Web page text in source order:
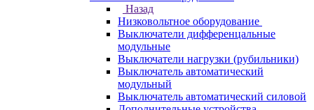
Назад
Низковольтное оборудование
Выключатели дифференцальные
модульные
Выключатели нагрузки (рубильники)
Выключатель автоматический
модульный
Выключатель автоматический силовой